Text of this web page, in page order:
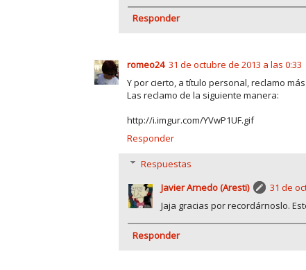
Responder
romeo24 31 de octubre de 2013 a las 0:33
Y por cierto, a título personal, reclamo
Las reclamo de la siguiente manera:
http://i.imgur.com/YVwP1UF.gif
Responder
Respuestas
Javier Arnedo (Aresti)
31 de
Jaja gracias por recordárnoslo.
Responder